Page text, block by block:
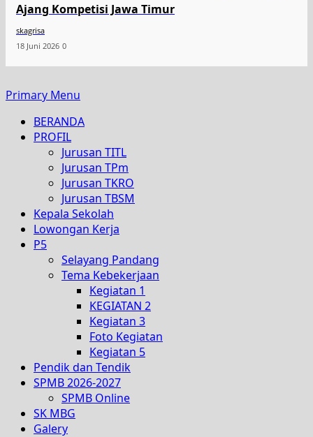
Ajang Kompetisi Jawa Timur
skagrisa
18 Juni 2026 0
Primary Menu
BERANDA
PROFIL
Jurusan TITL
Jurusan TPm
Jurusan TKRO
Jurusan TBSM
Kepala Sekolah
Lowongan Kerja
P5
Selayang Pandang
Tema Kebekerjaan
Kegiatan 1
KEGIATAN 2
Kegiatan 3
Foto Kegiatan
Kegiatan 5
Pendik dan Tendik
SPMB 2026-2027
SPMB Online
SK MBG
Galery